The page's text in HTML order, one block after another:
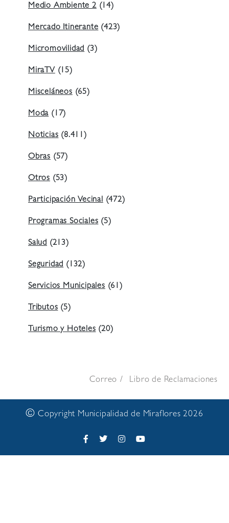
Medio Ambiente 2(14)
Mercado Itinerante (423)
Micromovilidad (3)
MiraTV (15)
Misceláneos (65)
Moda (17)
Noticias (8.411)
Obras (57)
Otros (53)
Participación Vecinal (472)
Programas Sociales (5)
Salud (213)
Seguridad (132)
Servicios Municipales (61)
Tributos (5)
Turismo y Hoteles (20)
Correo Libro de Reclamaciones
© Copyright Municipalidad de Miraflores 2026